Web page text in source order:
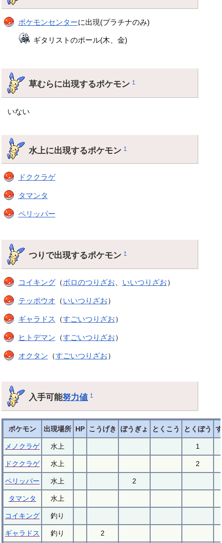
ポケモンセンターに出現(プラチナのみ)
ギタリストのポール(木、金)
草むらに出現するポケモン†
いない
水上に出現するポケモン†
ドククラゲ
タマンタ
ペリッパー
つりで出現するポケモン†
コイキング（ボロのつりざお いいつりざお）
テッポウオ （いいつりざお）
ギャラドス （すごいつりざお）
ヒトデマン （すごいつりざお）
オクタン （すごいつりざお）
入手可能努力値 †
ポケモン 出現場所 HP こうげき ぼうぎょ とくこう とくぼう
メノクラゲ 水上 1
ドククラゲ 水上 2
ペリッパー 水上 2
タマンタ 水上
コイキング 釣り
ギャラドス 釣り 2